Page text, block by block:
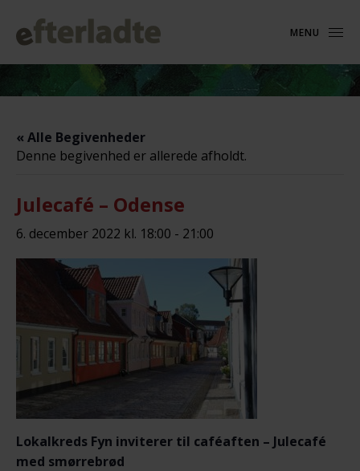
MENU
« Alle Begivenheder
Denne begivenhed er allerede afholdt.
Julecafé – Odense
6. december 2022 kl. 18:00 - 21:00
Lokalkreds Fyn inviterer til caféaften – Julecafé
med smørrebrød